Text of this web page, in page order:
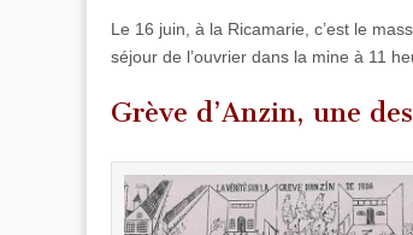
Le 16 juin, à la Ricamarie, c’est le
séjour de l’ouvrier dans la mine à 11
Grève d’Anzin, une